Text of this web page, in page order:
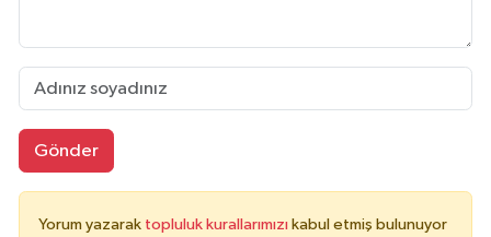
Gönder
Yorum yazarak topluluk kurallarımızı kabul etmiş bulunuyor